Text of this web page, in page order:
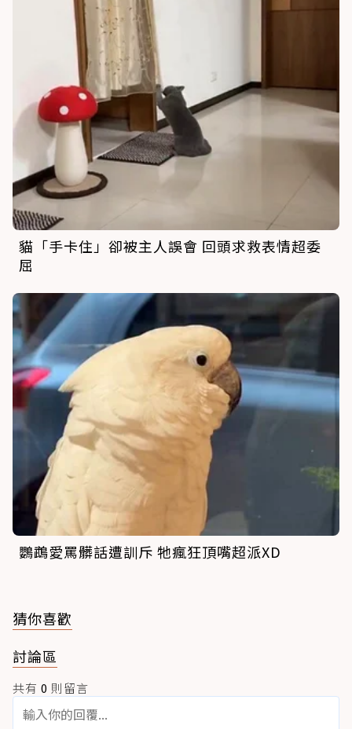
貓「手卡住」卻被主人誤會 回頭求救表情超委
屈
鸚鵡愛罵髒話遭訓斥 牠瘋狂頂嘴超派XD
猜你喜歡
討論區
共有 0 則留言